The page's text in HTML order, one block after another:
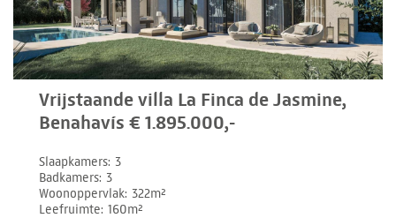
Vrijstaande villa La Finca de Jasmine,
Benahavís € 1.895.000,-
Slaapkamers 3
Badkamers 3
Woonoppervlak 322m²
Leefruimte 160m²